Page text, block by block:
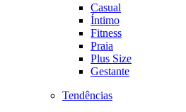
Casual
Íntimo
Fitness
Praia
Plus Size
Gestante
Tendências